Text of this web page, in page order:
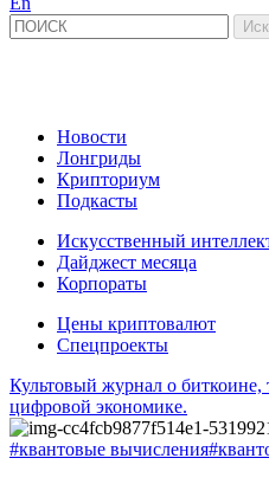
Новости
Лонгриды
Крипториум
Подкасты
Искусственный
Дайджест месяца
Корпораты
Цены криптовалют
Спецпроекты
Культовый журнал о биткоине,
цифровой экономике.
#квантовые вычисления